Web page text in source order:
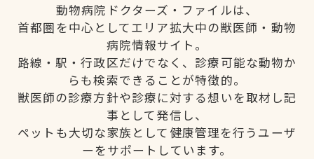
動物病院ドクターズ・ファイルは、
首都圏を中心としてエリア拡大中の獣医師・動物
病院情報サイト。
路線・駅・行政区だけでなく、診療可能な動物か
らも検索できることが特徴的。
獣医師の診療方針や診療に対する想いを取材し記
事として発信し、
ペットも大切な家族として健康管理を行うユーザ
ーをサポートしています。